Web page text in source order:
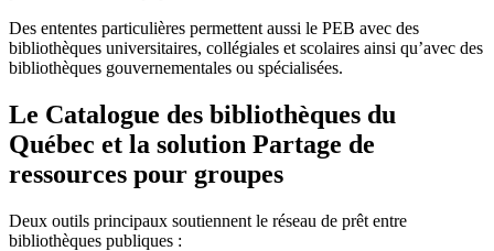
Des ententes particulières permettent aussi le PEB avec des
bibliothèques universitaires, collégiales et scolaires ainsi qu’avec des
bibliothèques gouvernementales ou spécialisées.
Le Catalogue des bibliothèques du
Québec et la solution Partage de
ressources pour groupes
Deux outils principaux soutiennent le réseau de prêt entre
bibliothèques publiques :